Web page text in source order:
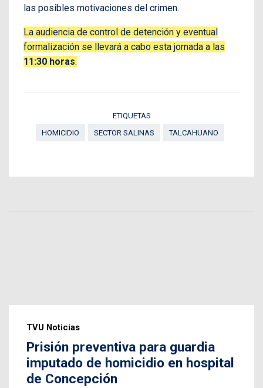
las posibles motivaciones del crimen.
La audiencia de control de detención y eventual
formalización se llevará a cabo esta jornada a las
11:30 horas.
ETIQUETAS
HOMICIDIO
SECTOR SALINAS TALCAHUANO
TVU Noticias
Prisión preventiva para guardia
imputado de homicidio en hospital
de Concepción